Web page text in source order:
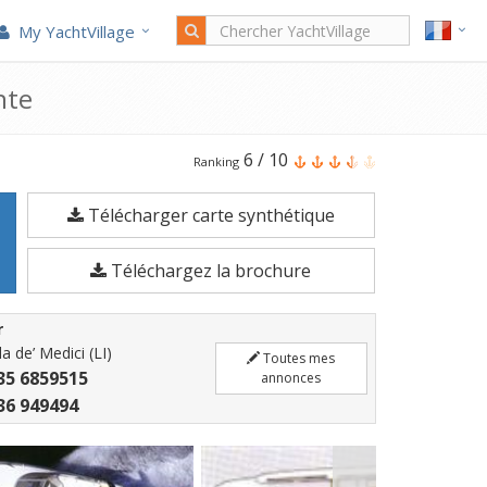
My YachtVillage
Le
Cranchi
Csl
27
est
un
Bateau
moteur
Ranking 6 / 10
Télécharger carte synthétique
Téléchargez la brochure
de’ Medici (LI)
6859515
949494
Toutes mes
annonces